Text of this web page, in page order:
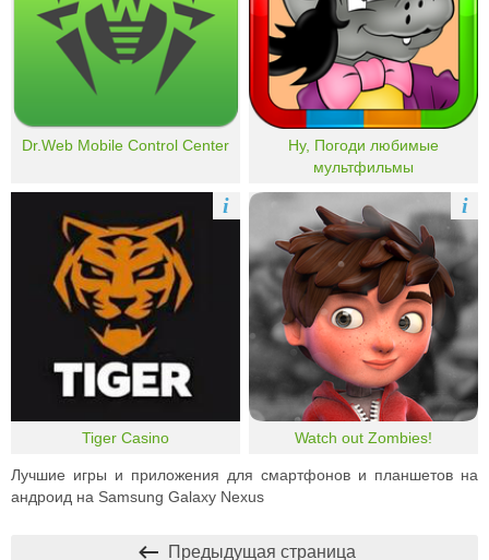
Dr.Web Mobile Control Center
Ну, Погоди любимые
мультфильмы
Tiger Casino
i
Watch out Zombies!
i
Лучшие игры и приложения для смартфонов и планшетов на
андроид на Samsung Galaxy Nexus
Предыдущая страница